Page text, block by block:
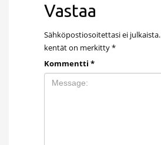
Vastaa
Sähköpostiosoitettasi ei julkaista.
kentät on merkitty*
Kommentti *